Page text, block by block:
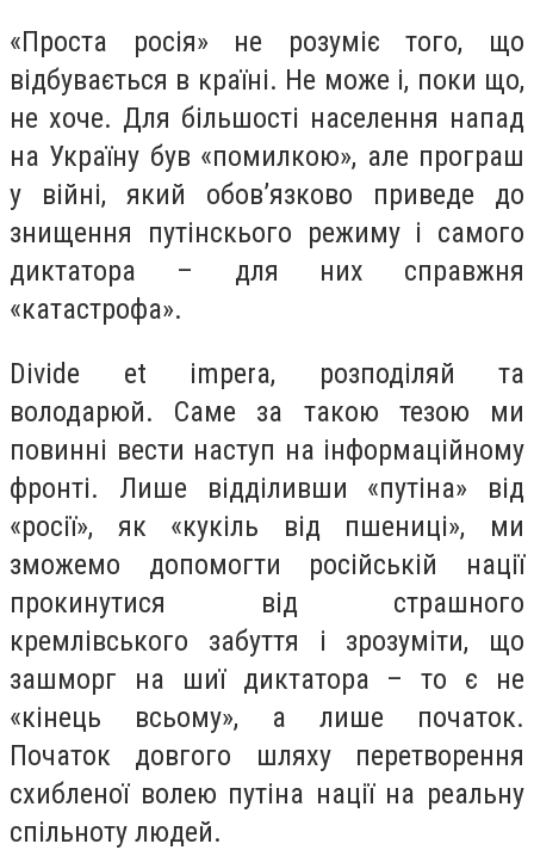
«Проста росія» не розуміє того, що
відбувається в країні. Не може і, поки що,
не хоче. Для більшості населення напад
на Україну був «помилкою», але програш
у війні, який обов’язково приведе до
знищення путінскього режиму і самого
диктатора – для них справжня
«катастрофа».
Divide et impera, розподіляй та
володарюй. Саме за такою тезою ми
повинні вести наступ на інформаційному
фронті. Лише відділивши «путіна» від
«росії», як «кукіль від пшениці», ми
зможемо допомогти російській нації
прокинутися від страшного
кремлівського забуття і зрозуміти, що
зашморг на шиї диктатора – то є не
«кінець всьому», а лише початок.
Початок довгого шляху перетворення
схибленої волею путіна нації на реальну
спільноту людей.